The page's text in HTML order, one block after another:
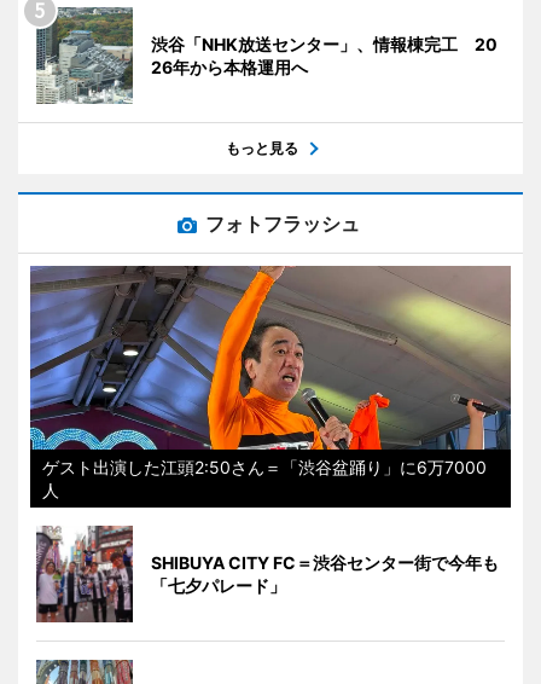
渋谷「NHK放送センター」、情報棟完工 20
26年から本格運用へ
もっと見る
フォトフラッシュ
ゲスト出演した江頭2:50さん＝「渋谷盆踊り」に6万7000
人
SHIBUYA CITY FC＝渋谷センター街で今年も
「七夕パレード」